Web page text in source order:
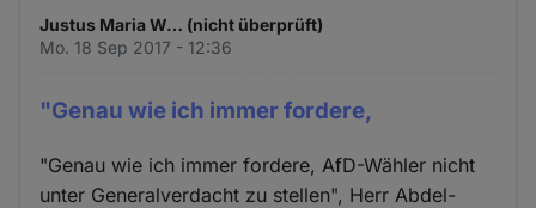
Justus Maria W… (nicht überprüft)
Mo. 18 Sep 2017 - 12:36
"Genau wie ich immer fordere,
"Genau wie ich immer fordere, AfD-Wähler nicht
unter Generalverdacht zu stellen", Herr Abdel-